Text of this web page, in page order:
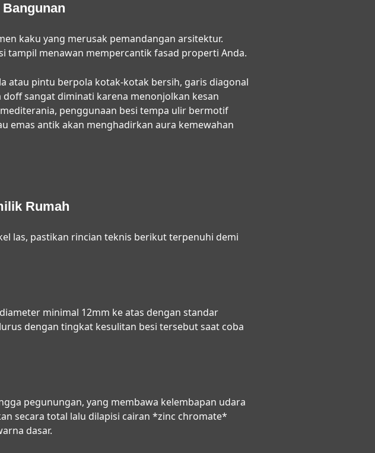
kaku yang merusak pemandangan arsitektur.
tampil menawan mempercantik fasad properti Anda.
atau pintu berpola kotak-kotak bersih, garis diagonal
sangat diminati karena menonjolkan kesan
penggunaan besi tempa ulir bermotif
emas antik akan menghadirkan aura kemewahan
Rumah
las, pastikan rincian teknis berikut terpenuhi demi
minimal 12mm ke atas dengan standar
dengan tingkat kesulitan besi tersebut saat coba
pegunungan, yang membawa kelembapan udara
secara total lalu dilapisi cairan *zinc chromate*
dasar.